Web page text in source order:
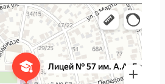
Советского Союза Бельгина А. А